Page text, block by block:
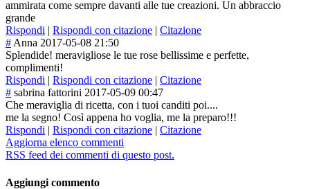
ammirata come sempre davanti alle tue creazioni. Un abbraccio
grande
Rispondi | Rispondi con citazione | Citazione
# Anna 2017-05-08 21:50
Splendide! meravigliose le tue rose bellissime e perfette,
complimenti!
Rispondi | Rispondi con citazione | Citazione
# sabrina fattorini 2017-05-09 00:47
Che meraviglia di ricetta, con i tuoi canditi poi....
me la segno! Così appena ho voglia, me la preparo!!!
Rispondi | Rispondi con citazione | Citazione
Aggiorna elenco commenti
RSS feed dei commenti di questo post.
Aggiungi commento